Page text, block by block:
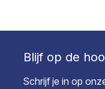
Blijf op de
Schrijf je in op